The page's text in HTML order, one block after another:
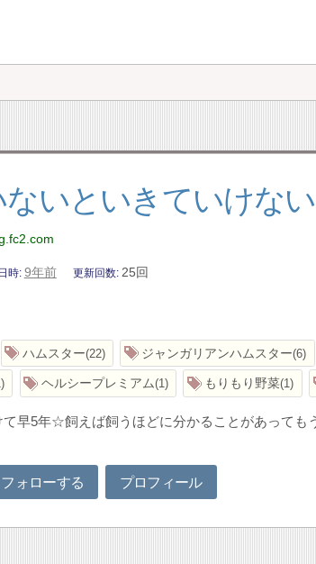
いといきていけない
時 9年前 更新回数 25回
ハムスター 22 ジャンガリアンハムスター 6
ヘルシープレミアム 1 もりもり野菜 1
て早5年☆飼えば飼うほどに分かることがあって
フォローする プロフィール